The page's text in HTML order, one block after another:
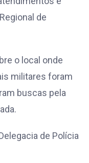
de
o local onde
militares foram
buscas pela
de Polícia